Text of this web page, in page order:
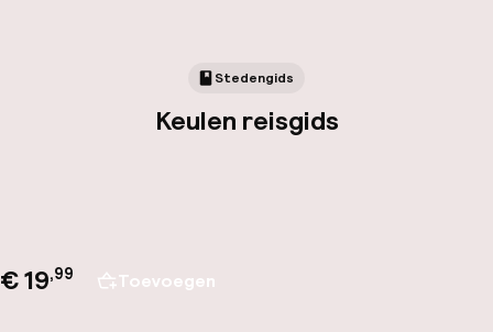
Stedengids
Keulen reisgids
€ 19,99 Toevoegen